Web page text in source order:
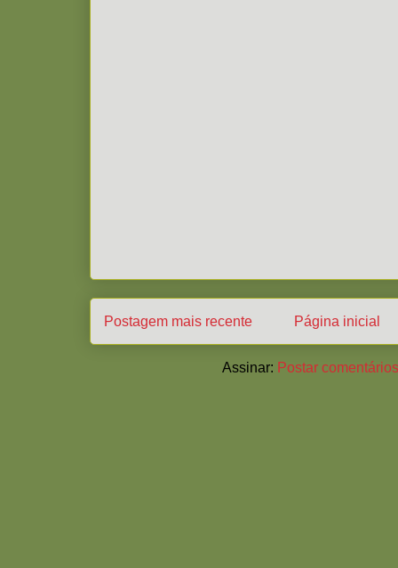
Postagem mais recente Página inicial
Assinar: Postar